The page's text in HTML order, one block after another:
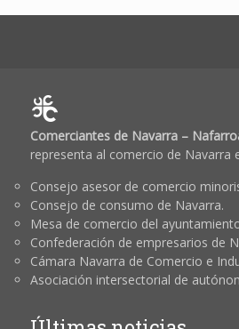
Comerciantes de Navarra –
representa al comercio de Navarra
Consejo asesor de comercio
Consejo de consumo de Navarra.
Mesa de comercio del
Confederación de empresarios de
Cámara Navarra de Comercio e
Asociación intersectorial de